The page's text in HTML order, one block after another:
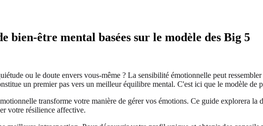
bien-être mental basées sur le modèle des Big 5
ou le doute envers vous-même ? La sensibilité émotionnelle peut
un premier pas vers un meilleur équilibre mental. C'est ici que le modèle de
transforme votre manière de gérer vos émotions. Ce guide explorera
votre résilience affective.